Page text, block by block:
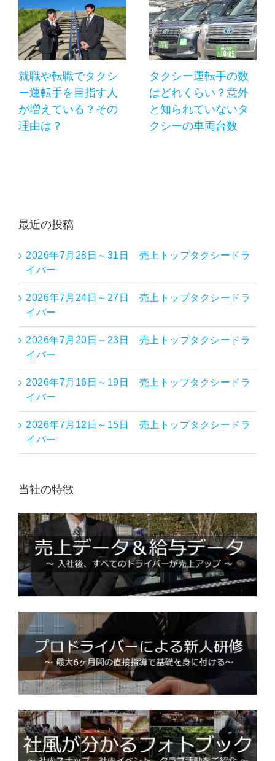
就職や転職でタクシ
ー運転手を目指す人
が増えている？その
理由は？
タクシー運転手の数
はどれくらい？意外
と知られていないタ
クシーの車両台数
最近の投稿
2026年7月28日～31日 売上トップタクシードラ
イバー
2026年7月24日～27日 売上トップタクシードラ
イバー
2026年7月20日～23日 売上トップタクシードラ
イバー
2026年7月16日～19日 売上トップタクシードラ
イバー
2026年7月12日～15日 売上トップタクシードラ
イバー
当社の特徴